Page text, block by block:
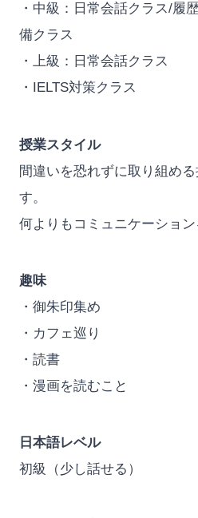
・中級：日常会話クラス/履
備クラス
・上級：日常会話クラス
・IELTS対策クラス
授業スタイル
間違いを恐れずに取り組め
す。
何よりもコミュニケーション
趣味
・御朱印集め
・カフェ巡り
・読書
・漫画を読むこと
日本語レベル
初級（少し話せる）